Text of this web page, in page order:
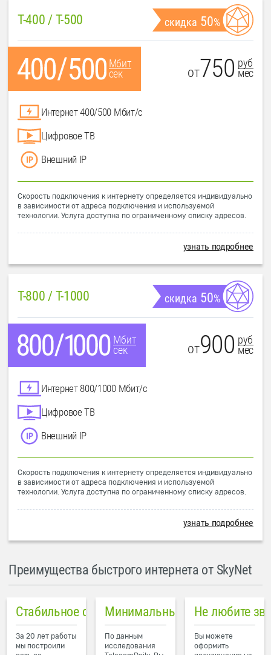
T-400 / T-500 скидка 50%
Мбит
сек
от750 руб
мес
Интернет 400/500 Мбит/с
Цифровое ТВ
Внешний IP
Скорость подключения к интернету определяется индивидуально
в зависимости от адреса подключения и используемой
технологии. Услуга доступна по ограниченному списку адресов.
узнать подробнее
T-800 / T-1000 скидка 50%
Мбит
сек
от900 руб
мес
Интернет 800/1000 Мбит/с
Цифровое ТВ
Внешний IP
Скорость подключения к интернету определяется индивидуально
в зависимости от адреса подключения и используемой
технологии. Услуга доступна по ограниченному списку адресов.
узнать подробнее
Преимущества быстрого интернета от SkyNet
Стабильное соединение
За 20 лет работы
мы построили
Минимальный пинг в городе
По данным
исследования
Не любите
Вы можете
оформить